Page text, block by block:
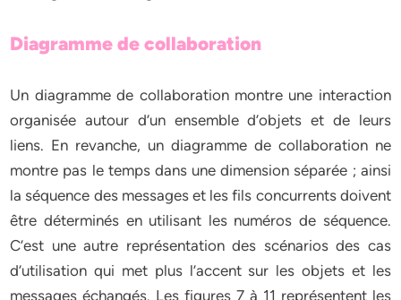
Diagramme de collaboration
Un diagramme de collaboration montre une interaction
organisée autour d’un ensemble d’objets et de leurs
liens. En revanche, un diagramme de collaboration ne
montre pas le temps dans une dimension séparée ; ainsi
la séquence des messages et les fils concurrents doivent
être déterminés en utilisant les numéros de séquence.
C’est une autre représentation des scénarios des cas
d’utilisation qui met plus l’accent sur les objets et les
messages échangés. Les figures 7 à 11 représentent les